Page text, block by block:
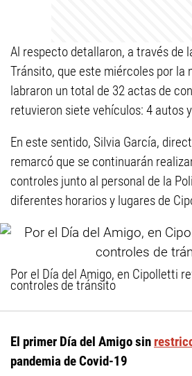
Al respecto detallaron, a través de
Tránsito, que este miércoles por la
labraron un total de 32 actas de
retuvieron siete vehículos: 4 autos
En este sentido, Silvia García,
remarcó que se continuarán
controles junto al personal de la
diferentes horarios y lugares de
Por el Día del Amigo, en Cipolletti
controles de tránsito
El primer Día del Amigo sin
pandemia de Covid-19